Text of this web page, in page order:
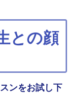
との顔
ンをお試し下